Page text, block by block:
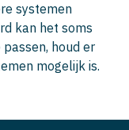
systemen
kan het soms
houd er
mogelijk is.